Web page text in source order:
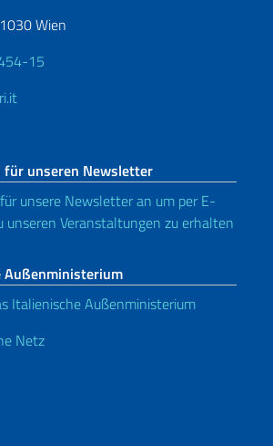
Wien
15
für unseren Newsletter
unsere Newsletter an um per E-
unseren Veranstaltungen zu erhalten
Außenministerium
Italienische Außenministerium
Netz